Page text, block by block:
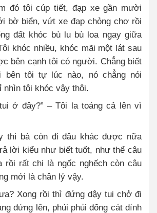
đó tôi cúp tiết, đạp xe gần mười
bờ biển, vứt xe đạp chỏng chơ rồi
đất khóc bù lu bù loa ngay giữa
khóc nhiều, khóc mãi một lát sau
bên cạnh tôi có người. Chẳng biết
bên tôi tự lúc nào, nó chẳng nói
nhìn tôi khóc vậy thôi.
ở đây?” – Tôi la toáng cả lên vì
thì bà còn đi đâu khác được nữa
lời kiểu như biết tuốt, như thể câu
rồi rất chi là ngốc nghếch còn câu
mới là chân lý vậy.
Xong rồi thì đứng dậy tui chở đi
đứng lên, phủi phủi đống cát dính